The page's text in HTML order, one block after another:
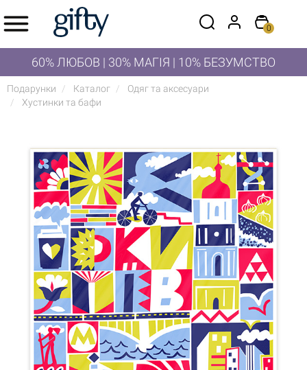
0
60% ЛЮБОВ | 30% МАГІЯ | 10% БЕЗУМСТВО
Подарунки Каталог
Одяг та аксесуари
Хустинки та бафи